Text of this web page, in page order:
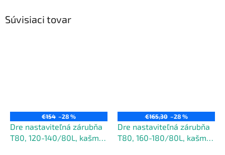
Súvisiaci tovar
€154 –28 %
Dre nastaviteľná zárubňa
T80, 120-140/80L, kašmír
€165,30 –28 %
Dre nastaviteľná zárubňa
T80, 160-180/80L, kašmír